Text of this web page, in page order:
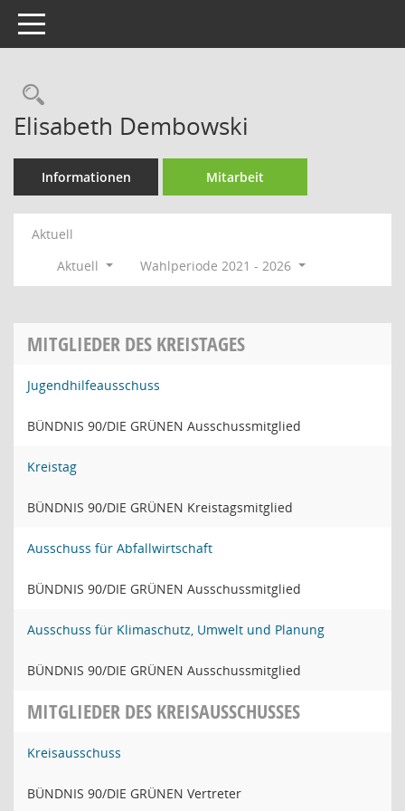
Toggle navigation
Rechercheauswahl
Elisabeth Dembowski
Informationen Mitarbeit
Aktuell
Aktuell
Wahlperiode 2021 - 2026
MITGLIEDER DES KREISTAGES
Jugendhilfeausschuss
BÜNDNIS 90/DIE GRÜNEN Ausschussmitglied
Kreistag
BÜNDNIS 90/DIE GRÜNEN Kreistagsmitglied
Ausschuss für Abfallwirtschaft
BÜNDNIS 90/DIE GRÜNEN Ausschussmitglied
Ausschuss für Klimaschutz, Umwelt und Planung
BÜNDNIS 90/DIE GRÜNEN Ausschussmitglied
MITGLIEDER DES KREISAUSSCHUSSES
Kreisausschuss
BÜNDNIS 90/DIE GRÜNEN Vertreter